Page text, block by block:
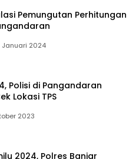
Pemungutan Perhitungan
Januari 2024
Polisi di Pangandaran
Lokasi TPS
2023
2024, Polres Banjar